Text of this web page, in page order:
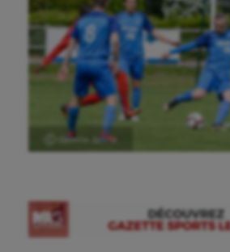
Ⓒ Gazette Sports